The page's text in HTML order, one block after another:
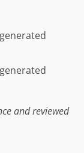
and reviewed